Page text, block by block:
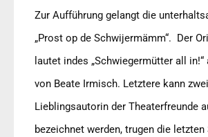
Zur Aufführung gelangt die
„Prost op de Schwijermämm“. Der
lautet indes „Schwiegermütter all in!“
von Beate Irmisch. Letztere kann
Lieblingsautorin der Theaterfreunde
bezeichnet werden, trugen die